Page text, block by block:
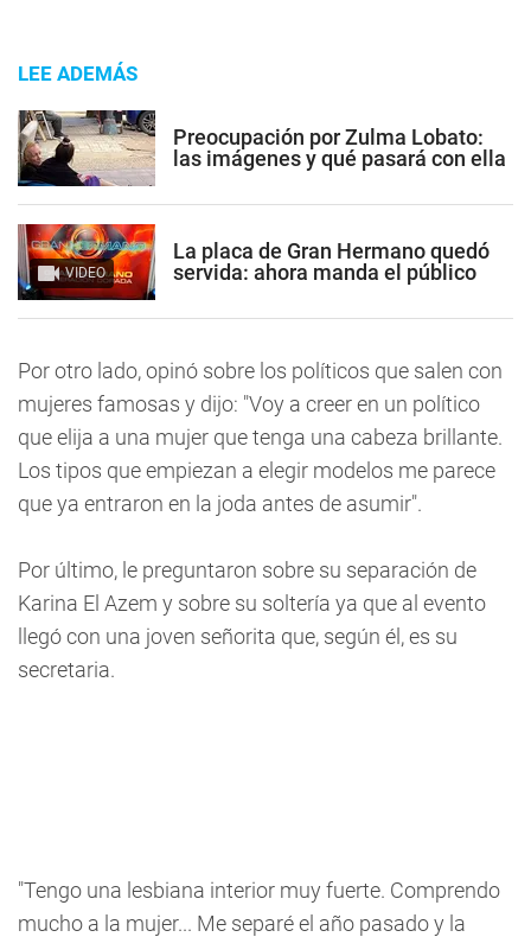
LEE ADEMÁS
Preocupación por Zulma Lobato:
las imágenes y qué pasará con ella
VIDEO
La placa de Gran Hermano quedó
servida: ahora manda el público
Por otro lado, opinó sobre los políticos que salen con
mujeres famosas y dijo: "Voy a creer en un político
que elija a una mujer que tenga una cabeza brillante.
Los tipos que empiezan a elegir modelos me parece
que ya entraron en la joda antes de asumir".
Por último, le preguntaron sobre su separación de
Karina El Azem y sobre su soltería ya que al evento
llegó con una joven señorita que, según él, es su
secretaria.
"Tengo una lesbiana interior muy fuerte. Comprendo
mucho a la mujer... Me separé el año pasado y la